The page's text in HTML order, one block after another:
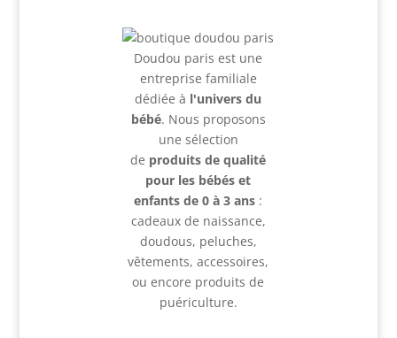
Doudou paris est une
entreprise familiale
dédiée à l'univers du
bébé. Nous proposons
une sélection
de produits de qualité
pour les bébés et
enfants de 0 à 3 ans :
cadeaux de naissance,
doudous, peluches,
vêtements, accessoires,
ou encore produits de
puériculture.